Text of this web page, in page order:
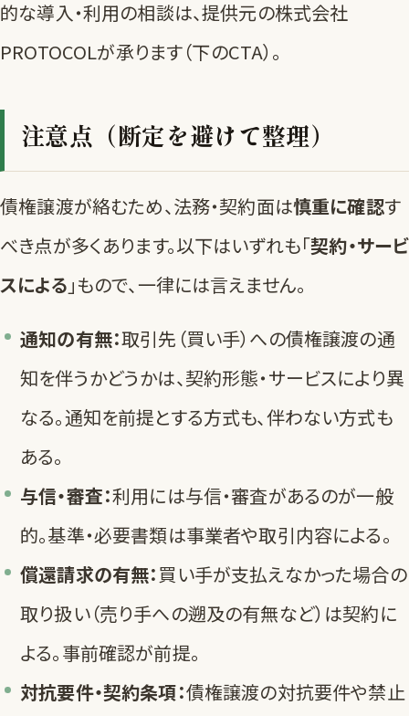
的な導入・利用の相談は、提供元の株式会社
PROTOCOLが承ります（下のCTA）。
注意点（断定を避けて整理）
債権譲渡が絡むため、法務・契約面は慎重に確認す
べき点が多くあります。以下はいずれも「契約・サービ
スによる 」もので、一律には言えません。
通知の有無：取引先（買い手）への債権譲渡の通
知を伴うかどうかは、契約形態・サービスにより異
なる。通知を前提とする方式も、伴わない方式も
ある。
与信・審査：利用には与信・審査があるのが一般
的。基準・必要書類は事業者や取引内容による。
償還請求の有無：買い手が支払えなかった場合の
取り扱い（売り手への遡及の有無など）は契約に
よる。事前確認が前提。
対抗要件・契約条項：債権譲渡の対抗要件や禁止